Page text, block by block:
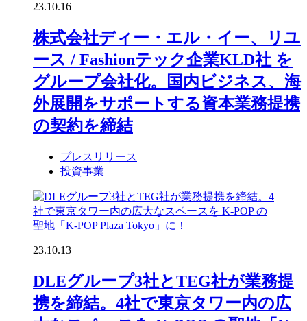
23.10.16
株式会社ディー・エル・イー、リユ
ース / Fashionテック企業KLD社 を
グループ会社化。国内ビジネス、海
外展開をサポートする資本業務提携
の契約を締結
プレスリリース
投資事業
23.10.13
DLEグループ3社とTEG社が業務提
携を締結。4社で東京タワー内の広